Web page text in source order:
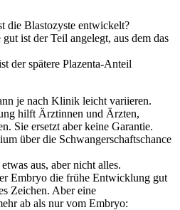
die Blastozyste entwickelt?
gut ist der Teil angelegt, aus dem das
der spätere Plazenta-Anteil
je nach Klinik leicht variieren.
hilft Ärztinnen und Ärzten,
Sie ersetzt aber keine Garantie.
über die Schwangerschaftschance
aus, aber nicht alles.
Embryo die frühe Entwicklung gut
Zeichen. Aber eine
ab als nur vom Embryo: